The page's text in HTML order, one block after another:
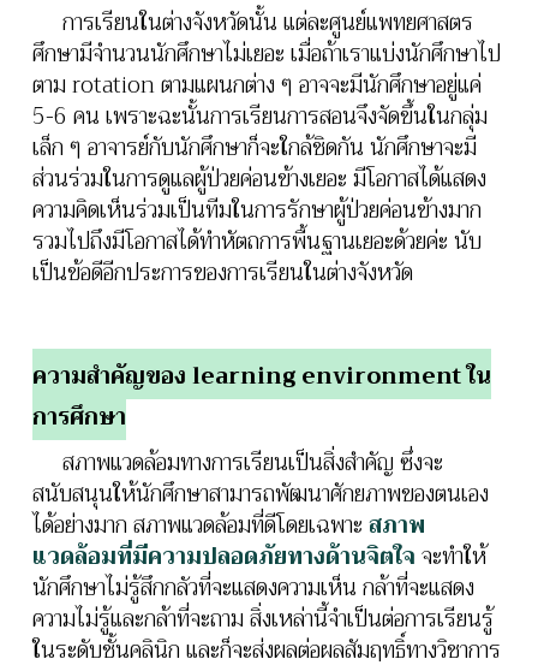
การเรียนในต่างจังหวัดนั้น แต่ละศูนย์แพทยศาสตร
ศึกษามีจำนวนนักศึกษาไม่เยอะ เมื่อถ้าเราแบ่งนักศึกษาไป
ตาม rotation ตามแผนกต่าง ๆ อาจจะมีนักศึกษาอยู่แค่
5-6 คน เพราะฉะนั้นการเรียนการสอนจึงจัดขึ้นในกลุ่ม
เล็ก ๆ อาจารย์กับนักศึกษาก็จะใกล้ชิดกัน นักศึกษาจะมี
ส่วนร่วมในการดูแลผู้ป่วยค่อนข้างเยอะ มีโอกาสได้แสดง
ความคิดเห็นร่วมเป็นทีมในการรักษาผู้ป่วยค่อนข้างมาก
รวมไปถึงมีโอกาสได้ทำหัตถการพื้นฐานเยอะด้วยค่ะ นับ
เป็นข้อดีอีกประการของการเรียนในต่างจังหวัด
ความสำคัญของ learning environment ใน
การศึกษา
สภาพแวดล้อมทางการเรียนเป็นสิ่งสำคัญ ซึ่งจะ
สนับสนุนให้นักศึกษาสามารถพัฒนาศักยภาพของตนเอง
ได้อย่างมากสภาพแวดล้อมที่ดีโดยเฉพาะสภาพ
แวดล้อมที่มีความปลอดภัยทางด้านจิตใจจะทำให้
นักศึกษาไม่รู้สึกกลัวที่จะแสดงความเห็น กล้าที่จะแสดง
ความไม่รู้และกล้าที่จะถาม สิ่งเหล่านี้จำเป็นต่อการเรียนรู้
ในระดับชั้นคลินิก และก็จะส่งผลต่อผลสัมฤทธิ์ทางวิชาการ